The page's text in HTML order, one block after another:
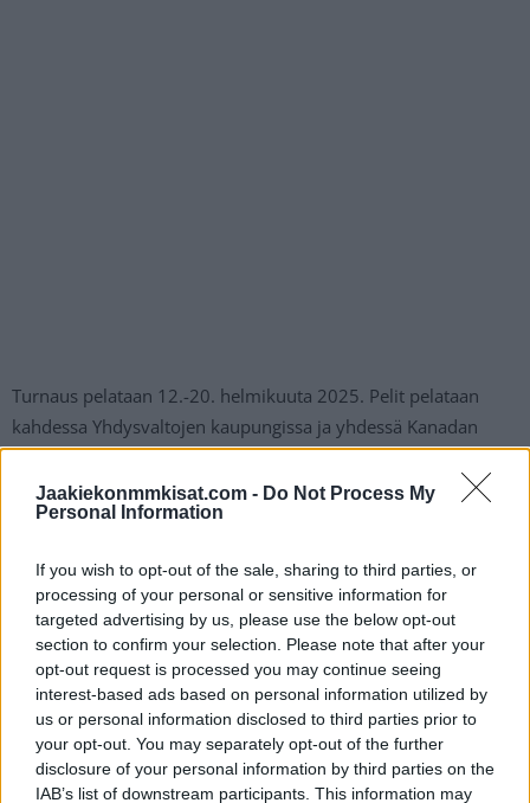
Jaakiekonmmkisat.com - Do Not Process My
Personal Information
If you wish to opt-out of the sale, sharing to third parties, or
processing of your personal or sensitive information for
targeted advertising by us, please use the below opt-out
section to confirm your selection. Please note that after your
opt-out request is processed you may continue seeing
interest-based ads based on personal information utilized by
us or personal information disclosed to third parties prior to
your opt-out. You may separately opt-out of the further
disclosure of your personal information by third parties on the
IAB’s list of downstream participants. This information may
Turnaus pelataan 12.-20. helmikuuta 2025. Pelit pelataan
kahdessa Yhdysvaltojen kaupungissa ja yhdessä Kanadan
kaupungissa. Luvassa on seitsemän peliä yhdeksään päivään.
Kolmas uutinen tiedotustilaisuudessa oli se, että World Cup
2032, joten maailman parhaat tulevat kohtaamaan jatkossa
kahden vuoden välein.